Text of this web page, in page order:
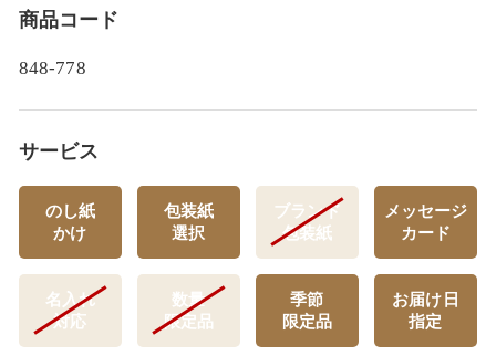
商品コード
848-778
サービス
のし紙
かけ
包装紙
選択
ブランド
包装紙
メッセージ
カード
名入れ
対応
数量
限定品
季節
限定品
お届け日
指定